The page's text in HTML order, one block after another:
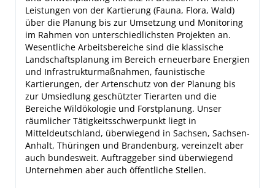
Leistungen von der Kartierung (Fauna, Flora, Wald)
über die Planung bis zur Umsetzung und Monitoring
im Rahmen von unterschiedlichsten Projekten an.
Wesentliche Arbeitsbereiche sind die klassische
Landschaftsplanung im Bereich erneuerbare Energien
und Infrastrukturmaßnahmen, faunistische
Kartierungen, der Artenschutz von der Planung bis
zur Umsiedlung geschützter Tierarten und die
Bereiche Wildökologie und Forstplanung. Unser
räumlicher Tätigkeitsschwerpunkt liegt in
Mitteldeutschland, überwiegend in Sachsen, Sachsen-
Anhalt, Thüringen und Brandenburg, vereinzelt aber
auch bundesweit. Auftraggeber sind überwiegend
Unternehmen aber auch öffentliche Stellen.